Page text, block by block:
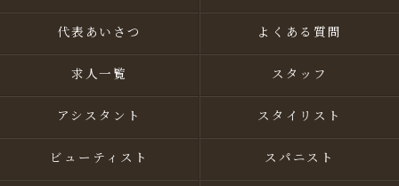
代表あいさつ よくある質問
求人一覧 スタッフ
アシスタント スタイリスト
ビューティスト スパニスト